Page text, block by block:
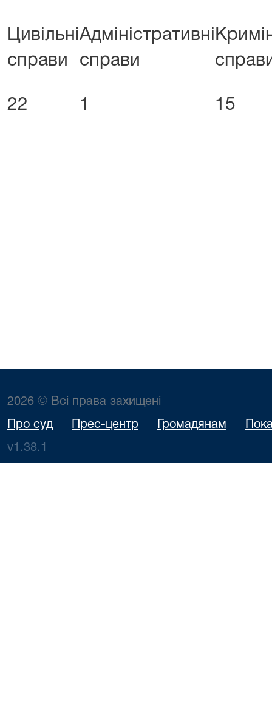
Цивільні
справи
Адміністративні
справи
22 1 15
2026 © Всі права захищені
Про суд Прес-центр Громадянам
v1.38.1